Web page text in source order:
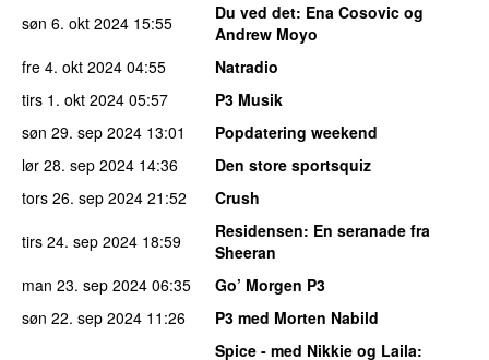
søn 6. okt 2024 15:55 Du ved det: Ena Cosovic og
Andrew Moyo
fre 4. okt 2024 04:55
Natradio
tirs 1. okt 2024 05:57
P3 Musik
søn 29. sep 2024 13:01
Popdatering weekend
lør 28. sep 2024 14:36
Den store sportsquiz
tors 26. sep 2024 21:52
Crush
tirs 24. sep 2024 18:59 Residensen: En seranade fra
Sheeran
man 23. sep 2024 06:35
Go’ Morgen P3
søn 22. sep 2024 11:26 P3 med Morten Nabild
Spice - med Nikkie og Laila: